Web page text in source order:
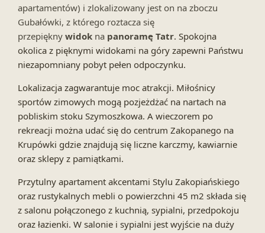
apartamentów) i zlokalizowany jest on na zboczu
Gubałówki, z którego roztacza się
przepięknywidok na panoramę Tatr. Spokojna
okolica z pięknymi widokami na góry zapewni Państwu
niezapomniany pobyt pełen odpoczynku.
Lokalizacja zagwarantuje moc atrakcji. Miłośnicy
sportów zimowych mogą pozjeżdżać na nartach na
pobliskim stoku Szymoszkowa. A wieczorem po
rekreacji można udać się do centrum Zakopanego na
Krupówki gdzie znajdują się liczne karczmy, kawiarnie
oraz sklepy z pamiątkami.
Przytulny apartament akcentami Stylu Zakopiańskiego
oraz rustykalnych mebli o powierzchni 45 m2 składa się
z salonu połączonego z kuchnią, sypialni, przedpokoju
oraz łazienki. W salonie i sypialni jest wyjście na duży